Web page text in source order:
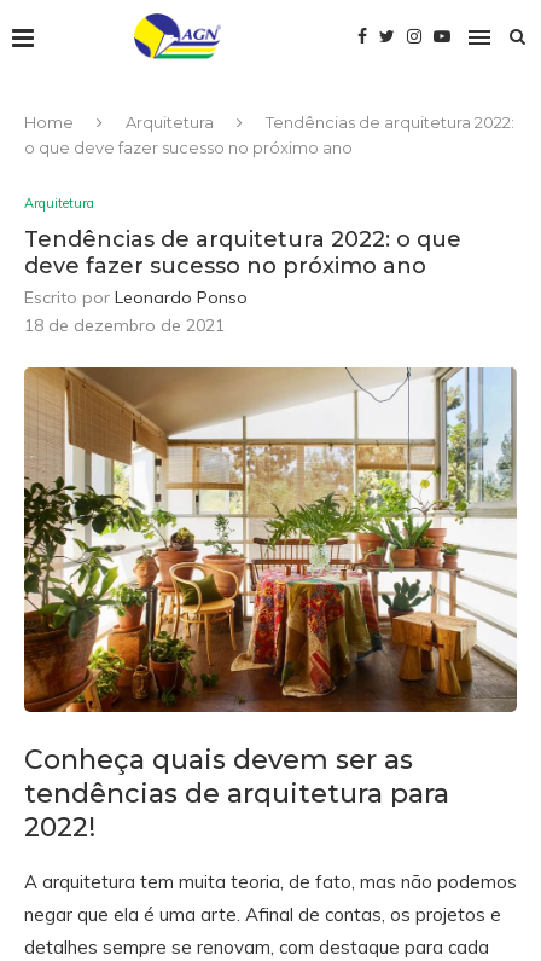
Home Arquitetura
Tendências de arquitetura 2022:
o que deve fazer sucesso no próximo ano
Arquitetura
Tendências de arquitetura 2022: o que
deve fazer sucesso no próximo ano
Escrito por Leonardo Ponso
18 de dezembro de 2021
Conheça quais devem ser as
tendências de arquitetura para
2022!
A arquitetura tem muita teoria, de fato, mas não podemos
negar que ela é uma arte. Afinal de contas, os projetos e
detalhes sempre se renovam, com destaque para cada